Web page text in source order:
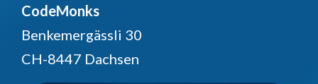
CodeMonks
Benkemergässli 30
CH-8447 Dachsen